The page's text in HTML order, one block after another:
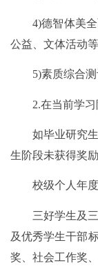
4)德智体美
公益、文体活动
5)素质综合
2.在当前学
如毕业研究
生阶段未获得奖
校级个人年
三好学生及
及优秀学生干部
奖
社会工作奖